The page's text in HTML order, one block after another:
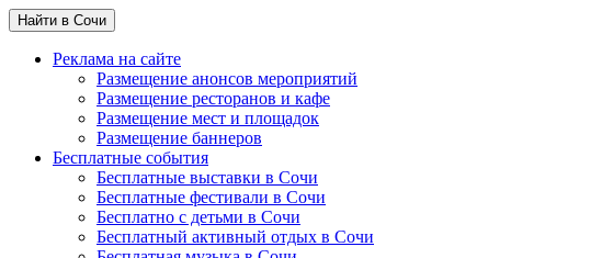
Найти в Сочи
Реклама на сайте
Размещение анонсов мероприятий
Размещение ресторанов и кафе
Размещение мест и площадок
Размещение баннеров
Бесплатные события
Бесплатные выставки в Сочи
Бесплатные фестивали в Сочи
Бесплатно с детьми в Сочи
Бесплатный активный отдых в Сочи